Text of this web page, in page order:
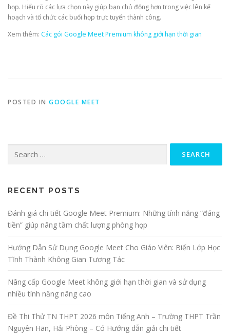
họp. Hiểu rõ các lựa chọn này giúp bạn chủ động hơn trong việc lên kế
hoạch và tổ chức các buổi họp trực tuyến thành công.
Xem thêm: Các gói Google Meet Premium không giới hạn thời gian
POSTED IN GOOGLE MEET
for:
RECENT POSTS
Đánh giá chi tiết Google Meet Premium: Những tính năng “đáng
tiền” giúp nâng tầm chất lượng phòng họp
Hướng Dẫn Sử Dụng Google Meet Cho Giáo Viên: Biến Lớp Học
Tĩnh Thành Không Gian Tương Tác
Nâng cấp Google Meet không giới hạn thời gian và sử dụng
nhiều tính năng nâng cao
Đề Thi Thử TN THPT 2026 môn Tiếng Anh – Trường THPT Trần
Nguyên Hãn, Hải Phòng – Có Hướng dẫn giải chi tiết